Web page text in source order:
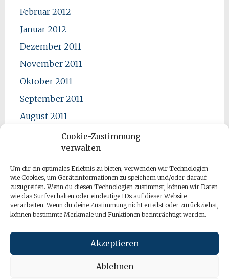
Cookie-Zustimmung
verwalten
Um dir ein optimales Erlebnis zu bieten, verwenden wir Technologien
wie Cookies, um Geräteinformationen zu speichern und/oder darauf
zuzugreifen. Wenn du diesen Technologien zustimmst, können wir Daten
wie das Surfverhalten oder eindeutige IDs auf dieser Website
verarbeiten. Wenn du deine Zustimmung nicht erteilst oder zurückziehst,
können bestimmte Merkmale und Funktionen beeinträchtigt werden.
Akzeptieren
Ablehnen
Februar 2012
Januar 2012
Dezember 2011
November 2011
Oktober 2011
September 2011
August 2011
Mai 2011
April 2011